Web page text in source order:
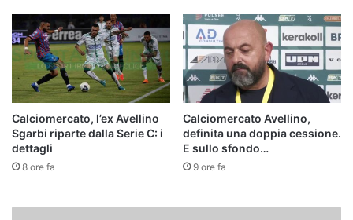
Calciomercato, l’ex Avellino
Sgarbi riparte dalla Serie C: i
dettagli
8 ore fa
Calciomercato Avellino,
definita una doppia cessione.
E sullo sfondo…
9 ore fa